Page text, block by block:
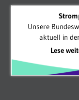
Unsere
aktuell in
Lese